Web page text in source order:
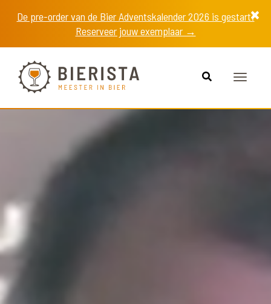
De pre-order van de Bier Adventskalender 2026 is gestart!
Reserveer jouw exemplaar →
Toggle